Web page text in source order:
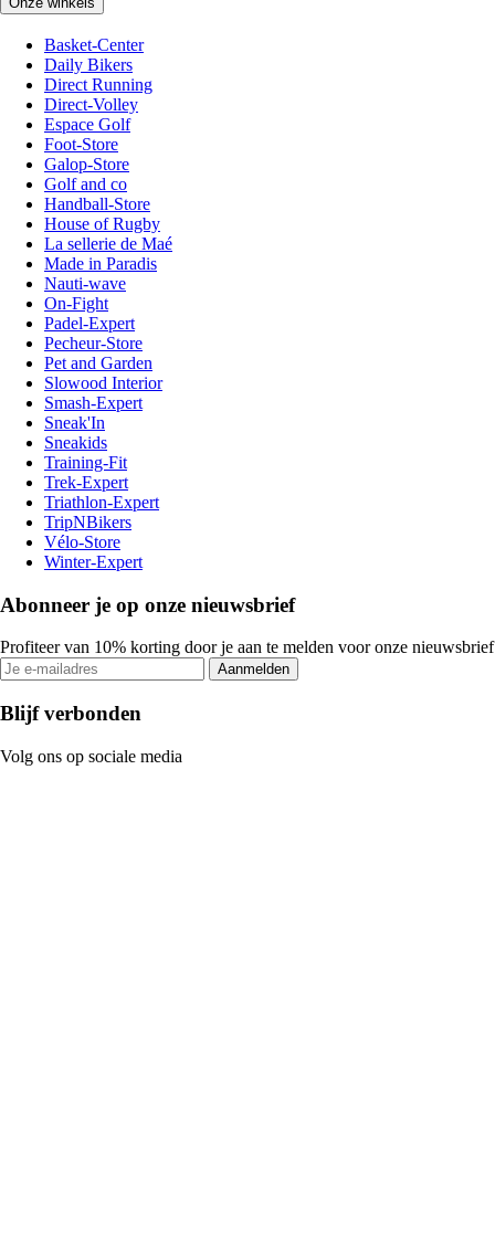
Basket-Center
Daily Bikers
Direct Running
Direct-Volley
Espace Golf
Foot-Store
Galop-Store
Golf and co
Handball-Store
House of Rugby
La sellerie de Maé
Made in Paradis
Nauti-wave
On-Fight
Padel-Expert
Pecheur-Store
Pet and Garden
Slowood Interior
Smash-Expert
Sneak'In
Sneakids
Training-Fit
Trek-Expert
Triathlon-Expert
TripNBikers
Vélo-Store
Winter-Expert
Abonneer je op onze nieuwsbrief
Profiteer van 10% korting door je aan te melden voor onze nieuwsbrief
Aanmelden
Blijf verbonden
Volg ons op sociale media